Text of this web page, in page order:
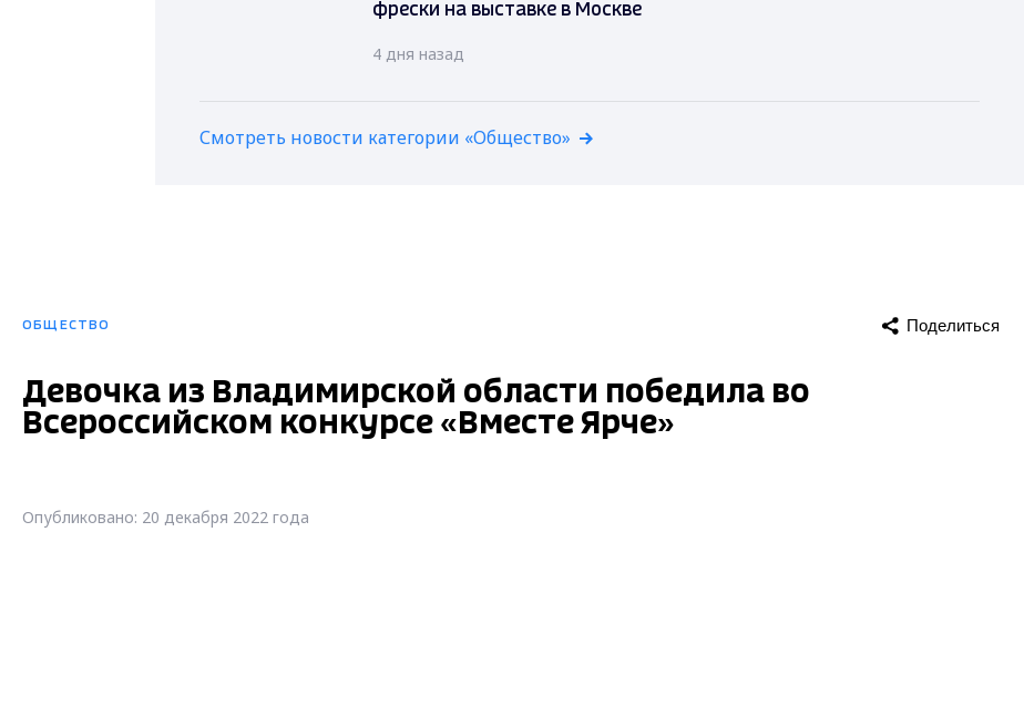
фрески на выставке в Москве
4 дня назад
Смотреть новости категории «Общество»
ОБЩЕСТВО Поделиться
Девочка из Владимирской области победила во
Всероссийском конкурсе «Вместе Ярче»
Опубликовано: 20 декабря 2022 года